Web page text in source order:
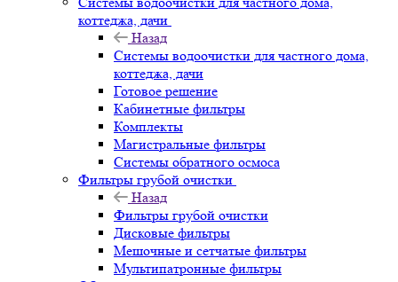
коттеджа, дачи
Назад
Системы водоочистки для частного дома,
коттеджа, дачи
Готовое решение
Кабинетные фильтры
Комплекты
Магистральные фильтры
Системы обратного осмоса
Фильтры грубой очистки
Назад
Фильтры грубой очистки
Дисковые фильтры
Мешочные и сетчатые фильтры
Мультипатронные фильтры